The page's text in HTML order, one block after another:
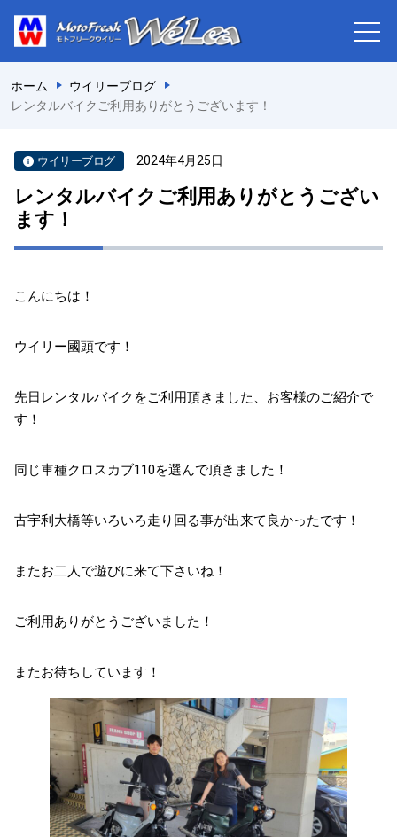
ホーム
ウイリーブログ
レンタルバイクご利用ありがとうございます！
ウイリーブログ 2024年4月25日
レンタルバイクご利用ありがとうござい
ます！
こんにちは！
ウイリー國頭です！
先日レンタルバイクをご利用頂きました、お客様のご紹介で
す！
同じ車種クロスカブ110を選んで頂きました！
古宇利大橋等いろいろ走り回る事が出来て良かったです！
またお二人で遊びに来て下さいね！
ご利用ありがとうございました！
またお待ちしています！